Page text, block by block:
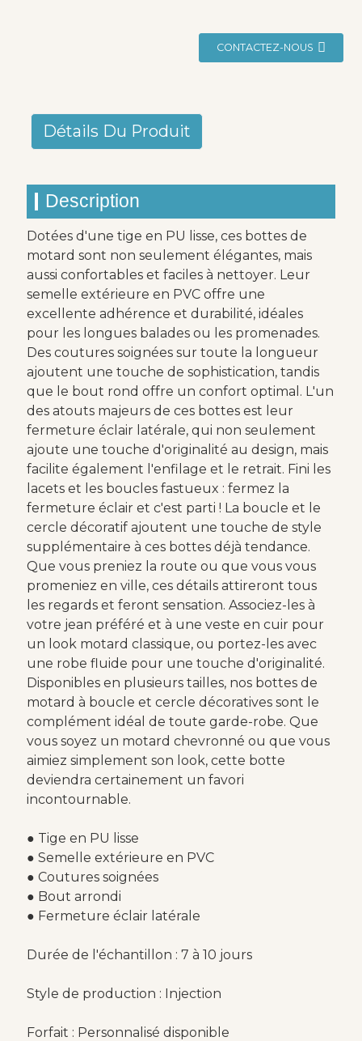
CONTACTEZ-NOUS
Détails Du Produit
Description
Dotées d'une tige en PU lisse, ces bottes de
motard sont non seulement élégantes, mais
aussi confortables et faciles à nettoyer. Leur
semelle extérieure en PVC offre une
excellente adhérence et durabilité, idéales
pour les longues balades ou les promenades.
Des coutures soignées sur toute la longueur
ajoutent une touche de sophistication, tandis
que le bout rond offre un confort optimal. L'un
des atouts majeurs de ces bottes est leur
fermeture éclair latérale, qui non seulement
ajoute une touche d'originalité au design, mais
facilite également l'enfilage et le retrait. Fini les
lacets et les boucles fastueux : fermez la
fermeture éclair et c'est parti ! La boucle et le
cercle décoratif ajoutent une touche de style
supplémentaire à ces bottes déjà tendance.
Que vous preniez la route ou que vous vous
promeniez en ville, ces détails attireront tous
les regards et feront sensation. Associez-les à
votre jean préféré et à une veste en cuir pour
un look motard classique, ou portez-les avec
une robe fluide pour une touche d'originalité.
Disponibles en plusieurs tailles, nos bottes de
motard à boucle et cercle décoratives sont le
complément idéal de toute garde-robe. Que
vous soyez un motard chevronné ou que vous
aimiez simplement son look, cette botte
deviendra certainement un favori
incontournable.
● Tige en PU lisse
● Semelle extérieure en PVC
● Coutures soignées
● Bout arrondi
● Fermeture éclair latérale
Durée de l'échantillon : 7 à 10 jours
Style de production : Injection
Forfait : Personnalisé disponible